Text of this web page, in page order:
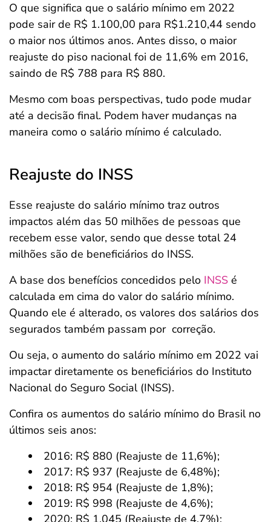
O que significa que o salário mínimo em 2022
pode sair de R$ 1.100,00 para R$1.210,44 sendo
o maior nos últimos anos. Antes disso, o maior
reajuste do piso nacional foi de 11,6% em 2016,
saindo de R$ 788 para R$ 880.
Mesmo com boas perspectivas, tudo pode mudar
até a decisão final. Podem haver mudanças na
maneira como o salário mínimo é calculado.
Reajuste do INSS
Esse reajuste do salário mínimo traz outros
impactos além das 50 milhões de pessoas que
recebem esse valor, sendo que desse total 24
milhões são de beneficiários do INSS.
A base dos benefícios concedidos pelo INSS é
calculada em cima do valor do salário mínimo.
Quando ele é alterado, os valores dos salários dos
segurados também passam por correção.
Ou seja, o aumento do salário mínimo em 2022 vai
impactar diretamente os beneficiários do Instituto
Nacional do Seguro Social (INSS).
Confira os aumentos do salário mínimo do Brasil no
últimos seis anos:
2016: R$ 880 (Reajuste de 11,6%);
2017: R$ 937 (Reajuste de 6,48%);
2018: R$ 954 (Reajuste de 1,8%);
2019: R$ 998 (Reajuste de 4,6%);
2020: R$ 1.045 (Reajuste de 4,7%);